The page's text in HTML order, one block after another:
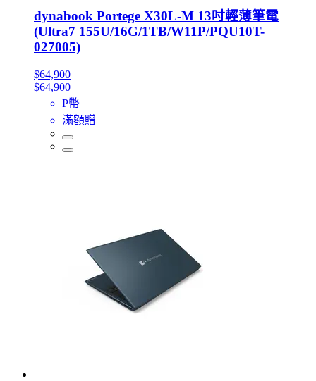
dynabook Portege X30L-M 13吋輕薄筆電
(Ultra7 155U/16G/1TB/W11P/PQU10T-
027005)
$64,900
$64,900
P幣
滿額贈